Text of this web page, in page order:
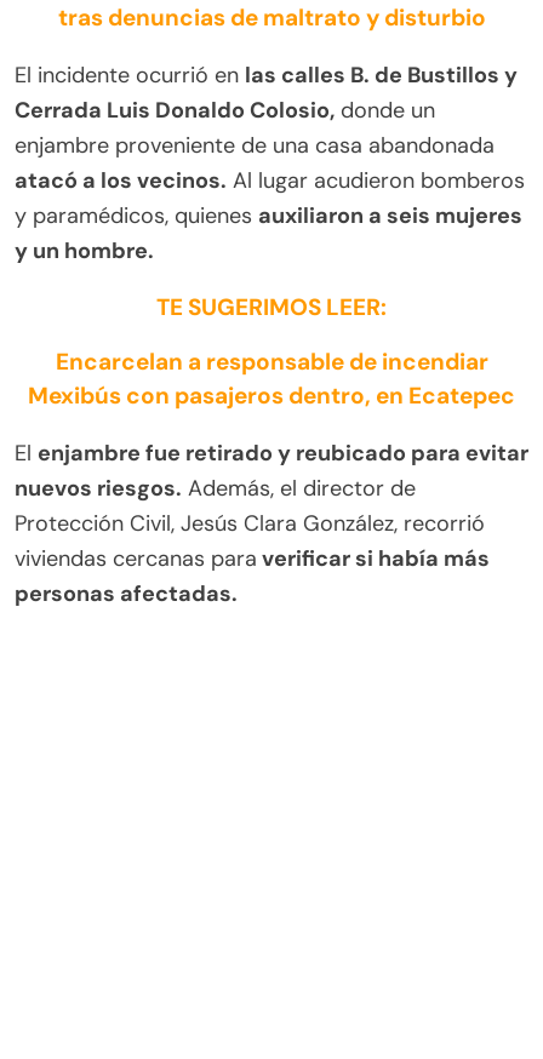
tras denuncias de maltrato y disturbio
El incidente ocurrió en las calles B. de Bustillos y
Cerrada Luis Donaldo Colosio, donde un
enjambre proveniente de una casa abandonada
atacó a los vecinos. Al lugar acudieron bomberos
y paramédicos, quienes auxiliaron a seis mujeres
y un hombre.
TE SUGERIMOS LEER:
Encarcelan a responsable de incendiar
Mexibús con pasajeros dentro, en Ecatepec
El enjambre fue retirado y reubicado para evitar
nuevos riesgos. Además, el director de
Protección Civil, Jesús Clara González, recorrió
viviendas cercanas para verificar si había más
personas afectadas.